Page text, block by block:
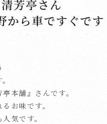
本舗』さんです。
お味です。
気です。